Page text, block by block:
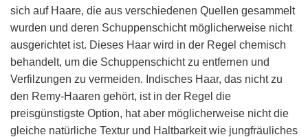
sich auf Haare, die aus verschiedenen Quellen gesammelt
wurden und deren Schuppenschicht möglicherweise nicht
ausgerichtet ist. Dieses Haar wird in der Regel chemisch
behandelt, um die Schuppenschicht zu entfernen und
Verfilzungen zu vermeiden. Indisches Haar, das nicht zu
den Remy-Haaren gehört, ist in der Regel die
preisgünstigste Option, hat aber möglicherweise nicht die
gleiche natürliche Textur und Haltbarkeit wie jungfräuliches